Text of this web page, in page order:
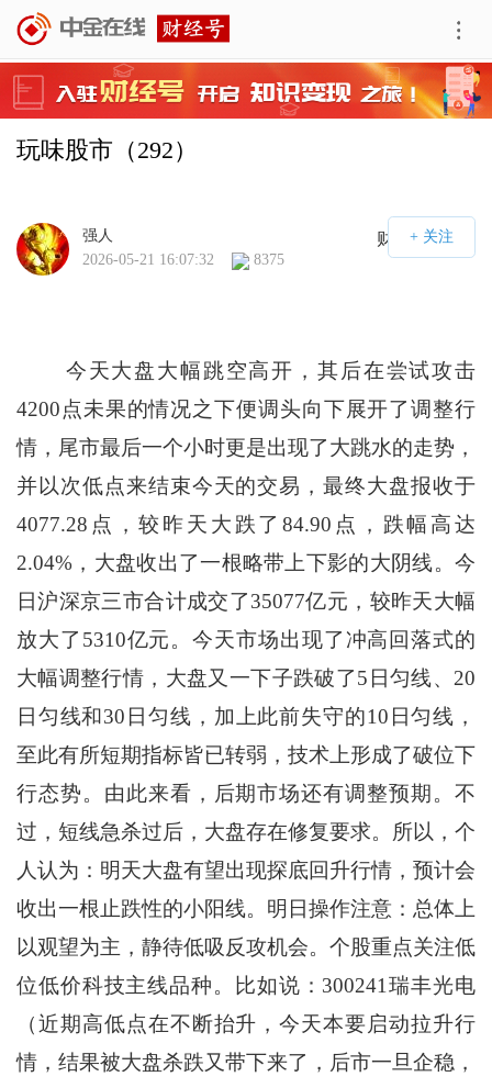
玩味股市（292）
财经号APP
强人
2026-05-21 16:07:32
8375
今天大盘大幅跳空高开，其后在尝试攻击
4200点未果的情况之下便调头向下展开了调整行
情，尾市最后一个小时更是出现了大跳水的走势，
并以次低点来结束今天的交易，最终大盘报收于
4077.28点，较昨天大跌了84.90点，跌幅高达
2.04%，大盘收出了一根略带上下影的大阴线。今
日沪深京三市合计成交了35077亿元，较昨天大幅
放大了5310亿元。今天市场出现了冲高回落式的
大幅调整行情，大盘又一下子跌破了5日匀线、20
日匀线和30日匀线，加上此前失守的10日匀线，
至此有所短期指标皆已转弱，技术上形成了破位下
行态势。由此来看，后期市场还有调整预期。不
过，短线急杀过后，大盘存在修复要求。所以，个
人认为：明天大盘有望出现探底回升行情，预计会
收出一根止跌性的小阳线。明日操作注意：总体上
以观望为主，静待低吸反攻机会。个股重点关注低
位低价科技主线品种。比如说：300241瑞丰光电
（近期高低点在不断抬升，今天本要启动拉升行
情，结果被大盘杀跌又带下来了，后市一旦企稳，